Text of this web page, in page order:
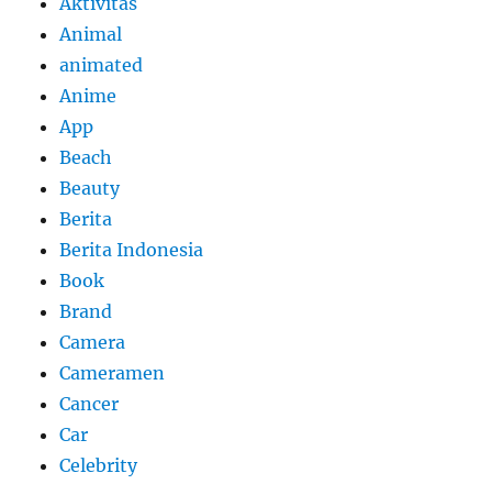
Animal
animated
Anime
App
Beach
Beauty
Berita
Berita Indonesia
Book
Brand
Camera
Cameramen
Cancer
Car
Celebrity